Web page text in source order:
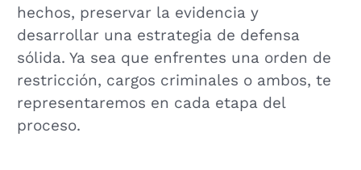
hechos, preservar la evidencia y
desarrollar una estrategia de defensa
sólida. Ya sea que enfrentes una orden de
restricción, cargos criminales o ambos, te
representaremos en cada etapa del
proceso.